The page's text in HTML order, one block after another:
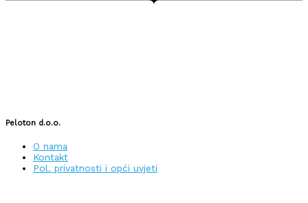
Peloton d.o.o.
O nama
Kontakt
Pol. privatnosti i opći uvjeti